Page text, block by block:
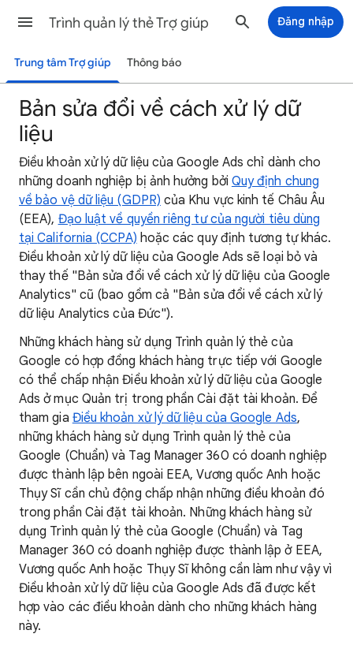
Trình quản lý thẻ Trợ giúp Đăng nhập
Trung tâm Trợ giúp Thông báo
Bản sửa đổi về cách xử lý dữ
liệu
Điều khoản xử lý dữ liệu của Google Ads chỉ dành cho
những doanh nghiệp bị ảnh hưởng bởi Quy định chung
về bảo vệ dữ liệu (GDPR) của Khu vực kinh tế Châu Âu
(EEA), Đạo luật về quyền riêng tư của người tiêu dùng
tại California (CCPA) hoặc các quy định tương tự khác.
Điều khoản xử lý dữ liệu của Google Ads sẽ loại bỏ và
thay thế "Bản sửa đổi về cách xử lý dữ liệu của Google
Analytics" cũ (bao gồm cả "Bản sửa đổi về cách xử lý
dữ liệu Analytics của Đức").
Những khách hàng sử dụng Trình quản lý thẻ của
Google có hợp đồng khách hàng trực tiếp với Google
có thể chấp nhận Điều khoản xử lý dữ liệu của Google
Ads ở mục Quản trị trong phần Cài đặt tài khoản. Để
tham gia Điều khoản xử lý dữ liệu của Google Ads,
những khách hàng sử dụng Trình quản lý thẻ của
Google (Chuẩn) và Tag Manager 360 có doanh nghiệp
được thành lập bên ngoài EEA, Vương quốc Anh hoặc
Thụy Sĩ cần chủ động chấp nhận những điều khoản đó
trong phần Cài đặt tài khoản. Những khách hàng sử
dụng Trình quản lý thẻ của Google (Chuẩn) và Tag
Manager 360 có doanh nghiệp được thành lập ở EEA,
Vương quốc Anh hoặc Thụy Sĩ không cần làm như vậy vì
Điều khoản xử lý dữ liệu của Google Ads đã được kết
hợp vào các điều khoản dành cho những khách hàng
này.